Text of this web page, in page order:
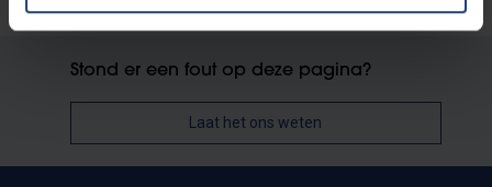
Stond er een fout op deze pagina?
Laat het ons weten